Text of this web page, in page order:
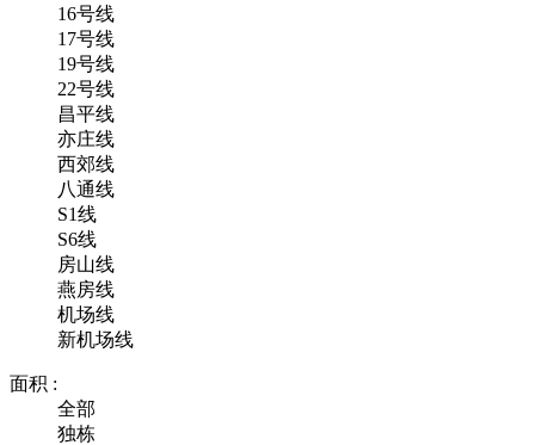
16号线
17号线
19号线
22号线
昌平线
亦庄线
西郊线
八通线
S1线
S6线
房山线
燕房线
机场线
新机场线
面积 :
全部
独栋